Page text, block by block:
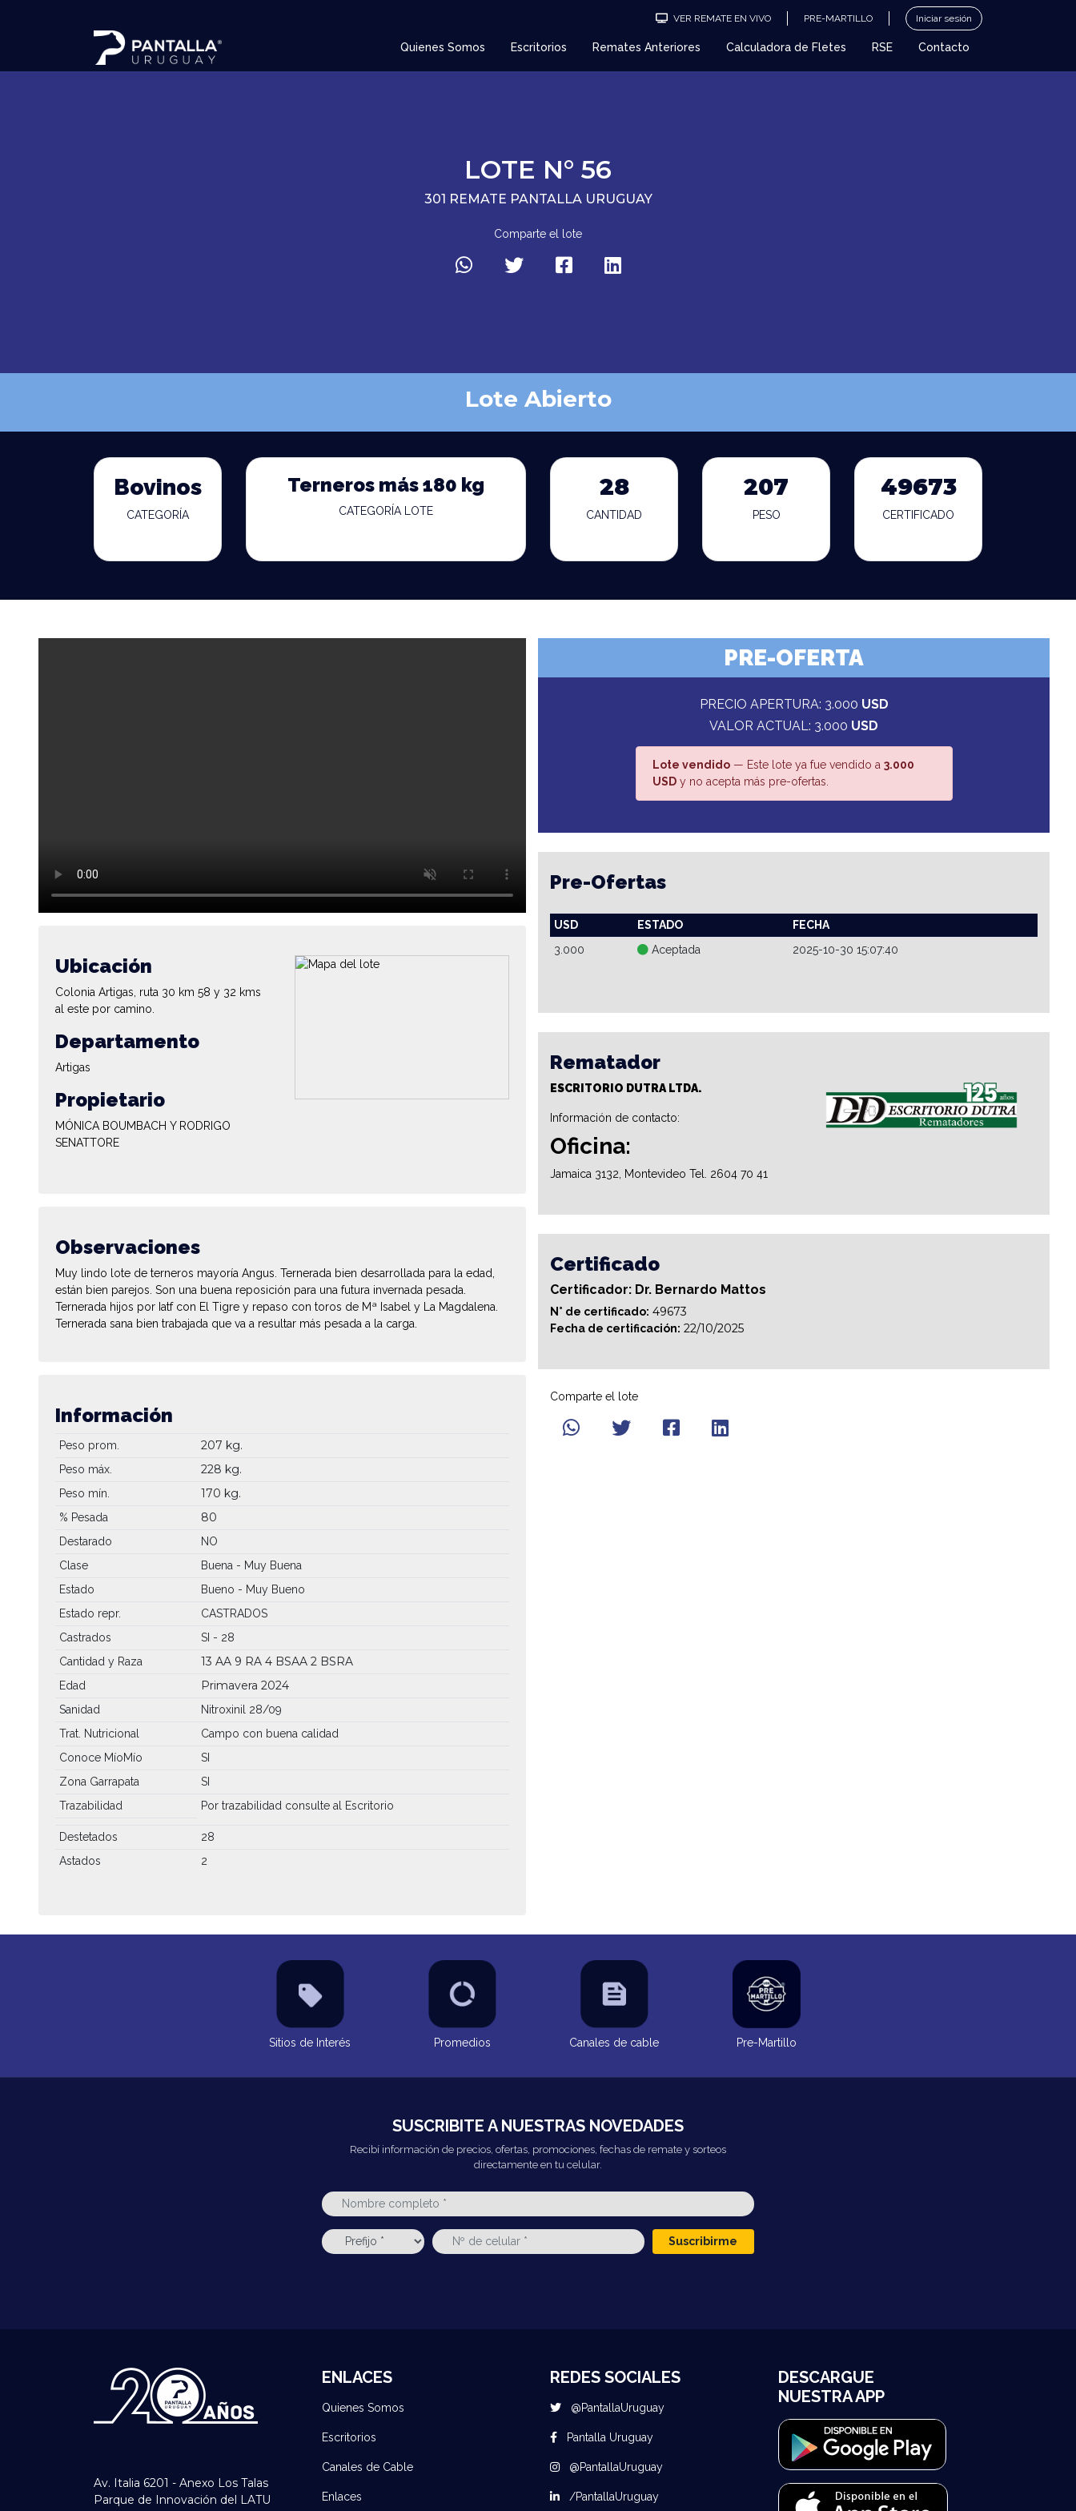
VER REMATE EN VIVO PRE-MARTILLO Iniciar sesión
Quienes Somos Escritorios Remates Anteriores Calculadora de Fletes RSE Contacto
LOTE N° 56
301 REMATE PANTALLA URUGUAY
Comparte el lote
Lote Abierto
Bovinos
CATEGORÍA
Terneros más 180 kg
CATEGORÍA LOTE
28
CANTIDAD
207
PESO
49673
CERTIFICADO
Ubicación
Colonia Artigas, ruta 30 km 58 y 32 kms
al este por camino.
Departamento
Artigas
Propietario
MÓNICA BOUMBACH Y RODRIGO
SENATTORE
Observaciones
Muy lindo lote de terneros mayoría Angus. Ternerada bien desarrollada para la edad,
están bien parejos. Son una buena reposición para una futura invernada pesada.
Ternerada hijos por Iatf con El Tigre y repaso con toros de Mª Isabel y La Magdalena.
Ternerada sana bien trabajada que va a resultar más pesada a la carga.
Información
Peso prom. 207 kg.
Peso máx. 228 kg.
Peso mín. 170 kg.
% Pesada 80
Destarado
NO
Clase
Buena - Muy Buena
Estado
Bueno - Muy Bueno
Estado repr.
CASTRADOS
Castrados
SI - 28
Cantidad y Raza
13 AA 9 RA 4 BSAA 2 BSRA
Edad Primavera 2024
Sanidad
Nitroxinil 28/09
Trat. Nutricional
Campo con buena calidad
Conoce MíoMío
SI
Zona Garrapata
SI
Trazabilidad
Por trazabilidad consulte al Escritorio
Destetados
28
Astados
2
PRE-OFERTA
PRECIO APERTURA: 3.000 USD
VALOR ACTUAL: 3.000 USD
Lote vendido— Este lote ya fue vendido a 3.000
USDy no acepta más pre-ofertas.
Pre-Ofertas
USD ESTADO
FECHA
3.000
Aceptada 2025-10-30 15:07:40
Rematador
ESCRITORIO DUTRA LTDA.
Información de contacto:
Oficina:
Jamaica 3132, Montevideo Tel. 2604 70 41
Certificado
Certificador: Dr. Bernardo Mattos
N° de certificado: 49673
Fecha de certificación: 22/10/2025
Comparte el lote
Sitios de Interés Promedios Canales de cable Pre-Martillo
SUSCRIBITE A NUESTRAS NOVEDADES
Recibí información de precios, ofertas, promociones, fechas de remate y sorteos
directamente en tu celular.
Suscribirme
Av. Italia 6201 - Anexo Los Talas
Parque de Innovación del LATU
ENLACES
Quienes Somos
Escritorios
Canales de Cable
Enlaces
REDES SOCIALES
@PantallaUruguay
Pantalla Uruguay
@PantallaUruguay
/PantallaUruguay
DESCARGUE
NUESTRA APP